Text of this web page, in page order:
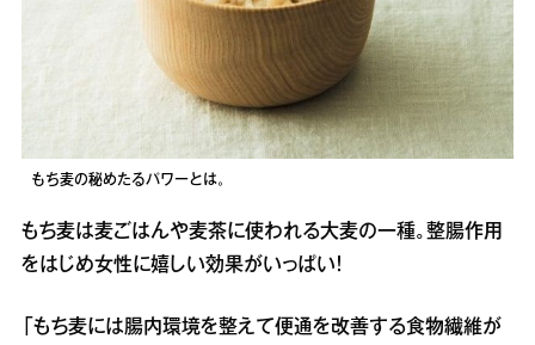
もち麦の秘めたるパワーとは。
もち麦は麦ごはんや麦茶に使われる大麦の一種。整腸作用
をはじめ女性に嬉しい効果がいっぱい！
「もち麦には腸内環境を整えて便通を改善する食物繊維が